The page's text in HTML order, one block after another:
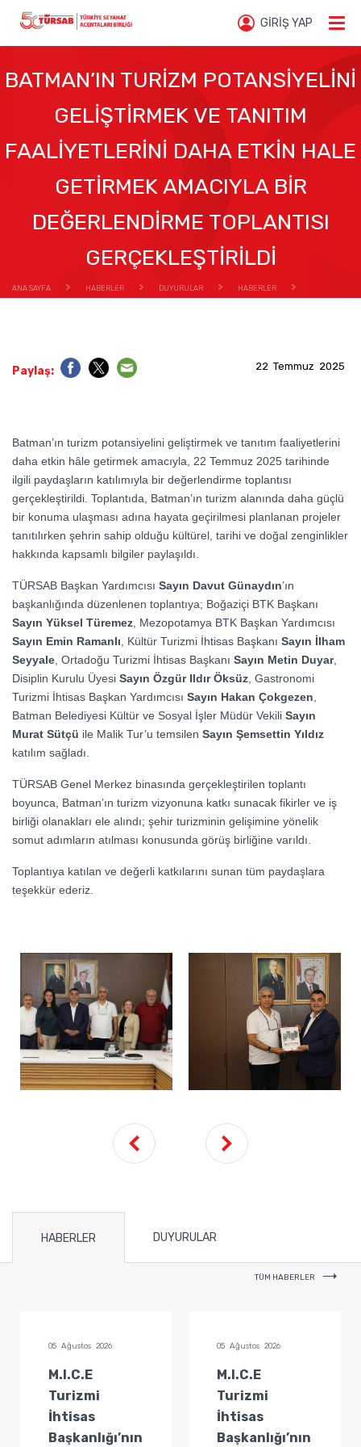
GİRİŞ YAP
BATMAN’IN TURİZM POTANSİYELİNİ
GELİŞTİRMEK VE TANITIM
FAALİYETLERİNİ DAHA ETKİN HALE
GETİRMEK AMACIYLA BİR
DEĞERLENDİRME TOPLANTISI
GERÇEKLEŞTİRİLDİ
ANA SAYFA HABERLER DUYURULAR HABERLER
22 Temmuz 2025
Paylaş:
Batman’ın turizm potansiyelini geliştirmek ve tanıtım faaliyetlerini
daha etkin hâle getirmek amacıyla, 22 Temmuz 2025 tarihinde
ilgili paydaşların katılımıyla bir değerlendirme toplantısı
gerçekleştirildi. Toplantıda, Batman’ın turizm alanında daha güçlü
bir konuma ulaşması adına hayata geçirilmesi planlanan projeler
tanıtılırken şehrin sahip olduğu kültürel, tarihi ve doğal zenginlikler
hakkında kapsamlı bilgiler paylaşıldı.
TÜRSAB Başkan Yardımcısı Sayın Davut Günaydın’ın
başkanlığında düzenlenen toplantıya; Boğaziçi BTK Başkanı
Sayın Yüksel Türemez , Mezopotamya BTK Başkan Yardımcısı
Sayın Emin Ramanlı , Kültür Turizmi İhtisas Başkanı Sayın İlham
Seyyale , Ortadoğu Turizmi İhtisas Başkanı Sayın Metin Duyar,
Disiplin Kurulu Üyesi Sayın Özgür Ildır Öksüz , Gastronomi
Turizmi İhtisas Başkan Yardımcısı Sayın Hakan Çokgezen
Batman Belediyesi Kültür ve Sosyal İşler Müdür Vekili Sayın
Murat Sütçü ile Malik Tur’u temsilen Sayın Şemsettin Yıldız
katılım sağladı.
TÜRSAB Genel Merkez binasında gerçekleştirilen toplantı
boyunca, Batman’ın turizm vizyonuna katkı sunacak fikirler ve iş
birliği olanakları ele alındı; şehir turizminin gelişimine yönelik
somut adımların atılması konusunda görüş birliğine varıldı.
Toplantıya katılan ve değerli katkılarını sunan tüm paydaşlara
teşekkür ederiz.
HABERLER DUYURULAR
TÜM HABERLER
05 Ağustos 2026
M.I.C.E
Turizmi
İhtisas
Başkanlığı’nın
05 Ağustos 2026
M.I.C.E
Turizmi
İhtisas
Başkanlığı’nın